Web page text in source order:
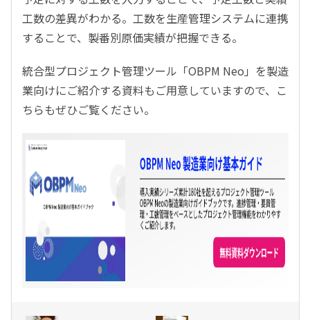
工数の差異がわかる。工数を生産管理システムに連携
することで、製番別原価実績が把握できる。
統合型プロジェクト管理ツール「OBPM Neo」を製造
業向けにご紹介する資料もご用意していますので、こ
ちらもぜひご覧ください。